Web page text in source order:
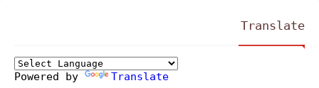
Translate
Powered by Translate